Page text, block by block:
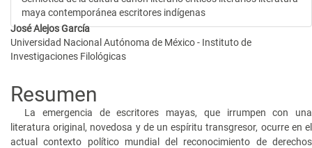
maya contemporánea escritores indígenas
Contenido
principal
artículo
José Alejos García
Universidad Nacional Autónoma de México - Instituto de
Investigaciones Filológicas
Resumen
La emergencia de escritores mayas, que irrumpen con una
literatura original, novedosa y de un espíritu transgresor, ocurre en el
actual contexto político mundial del reconocimiento de derechos